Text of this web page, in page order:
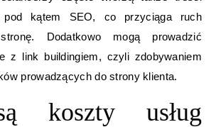
pod kątem SEO, co przyciąga ruch
Dodatkowo mogą prowadzić
z link buildingiem, czyli zdobywaniem
prowadzących do strony klienta.
koszty usług